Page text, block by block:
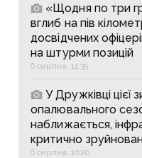
«Щодня по три
вглиб на пів
досвідчених
на штурми позицій
6 серпня, 11:35
У Дружківці цієї
опалювального
наближається,
критично
6 серпня, 10:20